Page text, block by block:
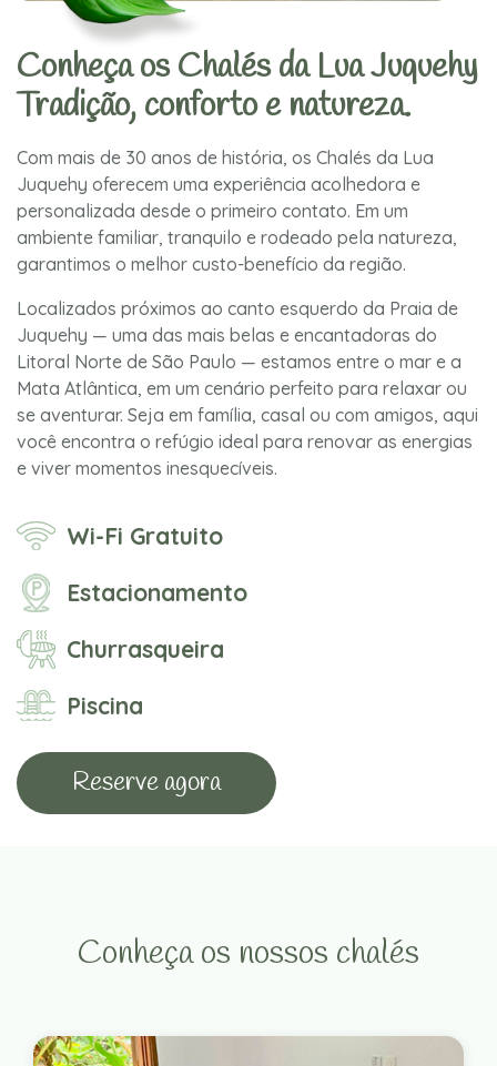
Conheça os Chalés da Lua Juquehy
Tradição, conforto e natureza.
Com mais de 30 anos de história, os Chalés da Lua
Juquehy oferecem uma experiência acolhedora e
personalizada desde o primeiro contato. Em um
ambiente familiar, tranquilo e rodeado pela natureza,
garantimos o melhor custo-benefício da região.
Localizados próximos ao canto esquerdo da Praia de
Juquehy — uma das mais belas e encantadoras do
Litoral Norte de São Paulo — estamos entre o mar e a
Mata Atlântica, em um cenário perfeito para relaxar ou
se aventurar. Seja em família, casal ou com amigos, aqui
você encontra o refúgio ideal para renovar as energias
e viver momentos inesquecíveis.
Wi-Fi Gratuito
Estacionamento
Churrasqueira
Piscina
Reserve agora
Conheça os nossos chalés